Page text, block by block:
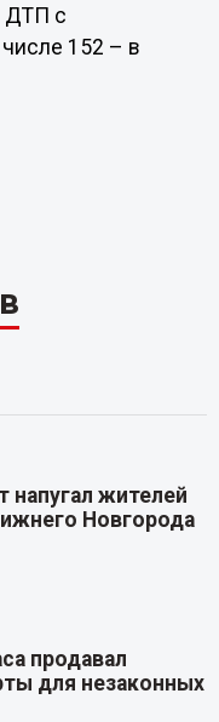
ДТП с
152 – в
напугал жителей
Новгорода
продавал
для незаконных